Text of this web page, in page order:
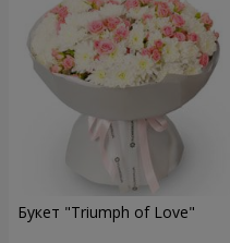
Букет "Triumph of Love"